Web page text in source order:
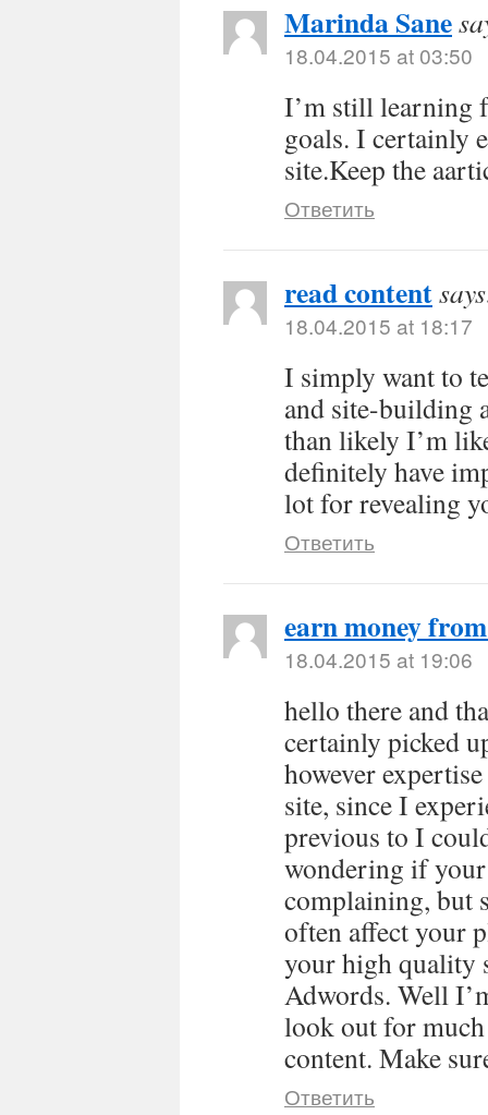
Marinda Sane
18.04.2015 at 03:50
I’m still learning
goals. I certainly
site.Keep the
Ответить
read content
18.04.2015 at 18:17
I simply want to
and site-building
than likely I’m
definitely have
lot for revealing
Ответить
earn money
18.04.2015 at 19:06
hello there and
certainly picked
however
site, since I
previous to I
wondering if
complaining, but
often affect your
your high quality
Adwords. Well
look out for
content. Make
Ответить